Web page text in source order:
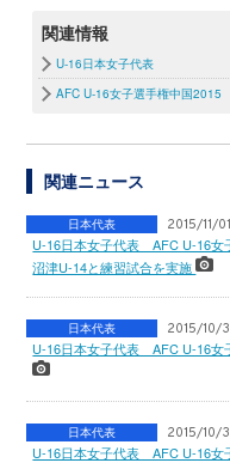
関連情報
U-16日本女子代表
AFC U-16女子選手権中国2015
関連ニュース
日本代表 2015/11/01
U-16日本女子代表 AFC U-16女
沼津U-14と練習試合を実施
日本代表 2015/10/
U-16日本女子代表 AFC U-16女
日本代表 2015/10/
U-16日本女子代表 AFC U-16女